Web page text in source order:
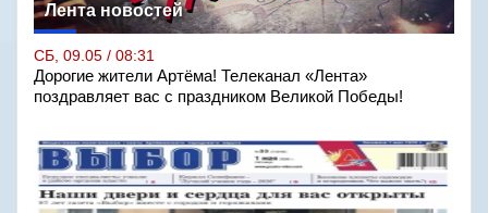
Лента новостей
СБ, 09.05 / 08:31
Дорогие жители Артёма! Телеканал «Лента»
поздравляет вас с праздником Великой Победы!